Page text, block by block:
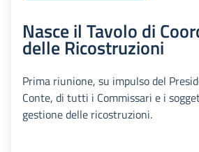
Nasce il Tavolo di
delle Ricostruzioni
Prima riunione, su impulso del
Conte, di tutti i Commissari e i
gestione delle ricostruzioni.